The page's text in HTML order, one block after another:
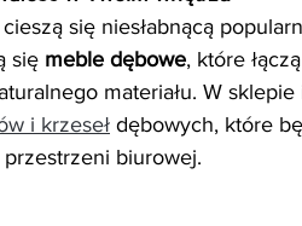
się niesłabnącą
się meble dębowe, które
materiału. W
i krzeseł dębowych, które
biurowej.